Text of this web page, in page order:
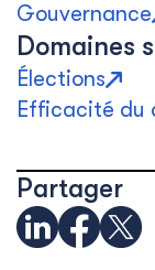
Gouvernance
Domaines
Élections
Efficacité du
Partager